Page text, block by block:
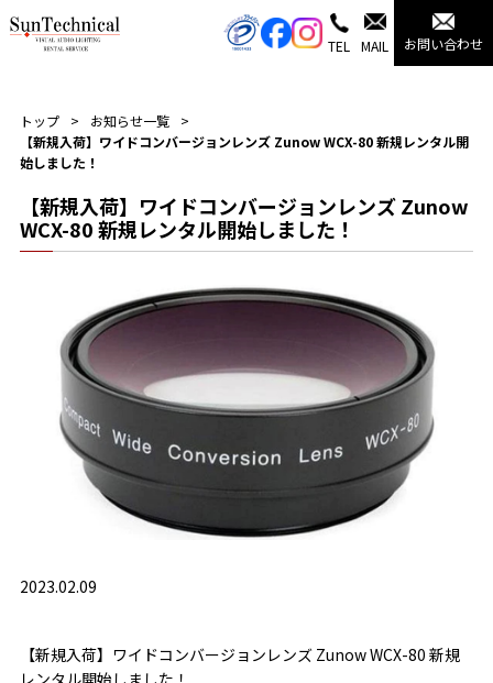
TEL MAIL お問い合わせ
トップ
お知らせ一覧
【新規入荷】ワイドコンバージョンレンズ Zunow WCX-80 新規レンタル開
始しました！
【新規入荷】ワイドコンバージョンレンズ Zunow
WCX-80 新規レンタル開始しました！
2023.02.09
【新規入荷】ワイドコンバージョンレンズ Zunow WCX-80 新規
レンタル開始しました！